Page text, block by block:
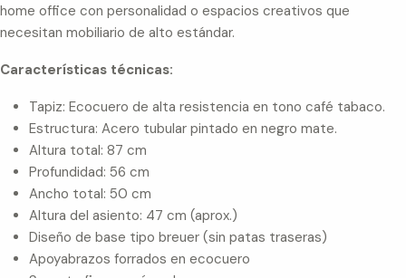
home office con personalidad o espacios creativos que
necesitan mobiliario de alto estándar.
Características técnicas:
Tapiz: Ecocuero de alta resistencia en tono café tabaco.
Estructura: Acero tubular pintado en negro mate.
Altura total: 87 cm
Profundidad: 56 cm
Ancho total: 50 cm
Altura del asiento: 47 cm (aprox.)
Diseño de base tipo breuer (sin patas traseras)
Apoyabrazos forrados en ecocuero